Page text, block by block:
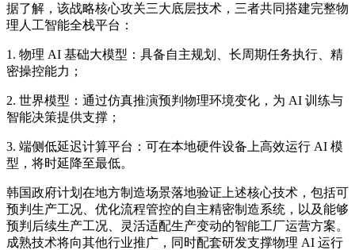
据了解，该战略核心攻关三大底层技术，三者共同搭建完整物
理人工智能全栈平台：
1. 物理 AI 基础大模型：具备自主规划、长周期任务执行、精
密操控能力；
2. 世界模型：通过仿真推演预判物理环境变化，为 AI 训练与
智能决策提供支撑；
3. 端侧低延迟计算平台：可在本地硬件设备上高效运行 AI 模
型，将时延降至最低。
韩国政府计划在地方制造场景落地验证上述核心技术，包括可
预判生产工况、优化流程管控的自主精密制造系统，以及能够
预判后续生产工况、灵活适配生产变动的智能工厂运营方案。
成熟技术将向其他行业推广，同时配套研发支撑物理 AI 运行